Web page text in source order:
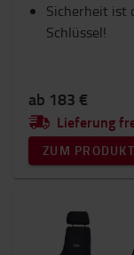
RAM
Sicherheit
Winter
Sicherheit ist
Schlüssel!
ab 183 €
Lieferung
ZUM PRODUKT